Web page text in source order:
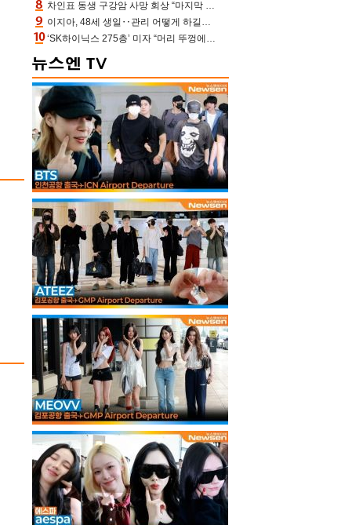
차인표 동생 구강암 사망 회상 “마지막 순간 동생 손 잡아준 신애라, 두고두고 고마워” (신애라이프)
이지아, 48세 생일‥관리 어떻게 하길래 놀라운 동안 미모
‘SK하이닉스 275층’ 미자 “머리 뚜껑에서 사, 주식만 안 해도 돈 버는 것”